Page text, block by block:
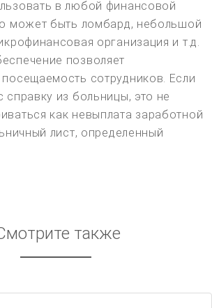
в любой финансовой
может быть ломбард, небольшой
организация и т.д.
позволяет
сотрудников. Если
справку из больницы, это не
как невыплата заработной
лист, определенный
также